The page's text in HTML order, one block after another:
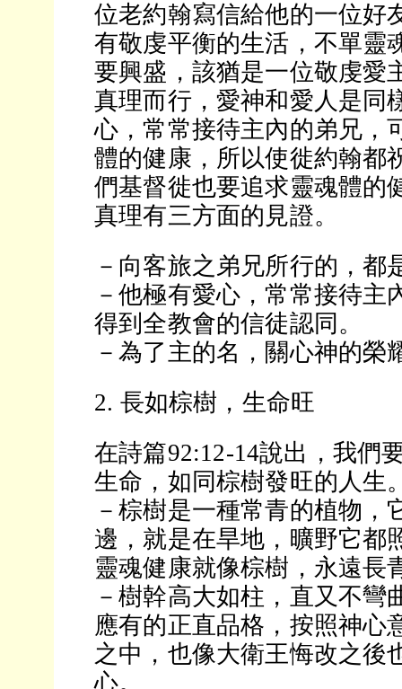
位老約翰寫信給他的一位好
有敬虔平衡的生活，不單靈
要興盛，該猶是一位敬虔愛
真理而行，愛神和愛人是同
心，常常接待主內的弟兄，
體的健康，所以使徙約翰都
們基督徙也要追求靈魂體的
真理有三方面的見證。
－向客旅之弟兄所行的，都
－他極有愛心，常常接待主
得到全教會的信徒認同。
－為了主的名，關心神的榮
2. 長如棕樹，生命旺
在詩篇92:12-14說出，我們
生命，如同棕樹發旺的人生
－棕樹是一種常青的植物，
邊，就是在旱地，曠野它都
靈魂健康就像棕樹，永遠長
－樹幹高大如柱，直又不彎
應有的正直品格，按照神心
之中，也像大衛王悔改之後
心。